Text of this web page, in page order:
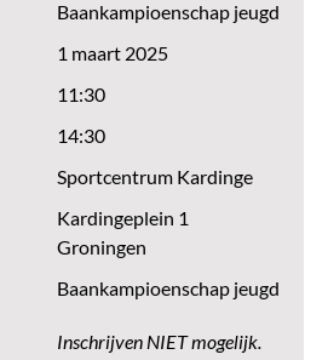
Baankampioenschap jeugd
1 maart 2025
11:30
14:30
Sportcentrum Kardinge
Kardingeplein 1
Groningen
Baankampioenschap jeugd
Inschrijven NIET mogelijk.